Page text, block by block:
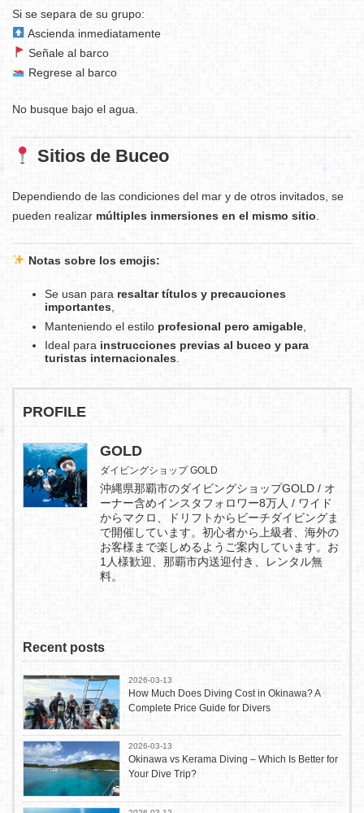
Si se separa de su grupo:
Ascienda inmediatamente
Señale al barco
Regrese al barco
No busque bajo el agua.
Sitios de Buceo
Dependiendo de las condiciones del mar y de otros invitados, se
pueden realizar múltiples inmersiones en el mismo sitio
Notas sobre los emojis:
Se usan para resaltar títulos y precauciones
importantes,
Manteniendo el estilo profesional pero amigable
Ideal para instrucciones previas al buceo y para
turistas internacionales
PROFILE
GOLD
ダイビングショップ GOLD
沖縄県那覇市のダイビングショップGOLD / オ
ーナー含めインスタフォロワー8万人 / ワイド
からマクロ、ドリフトからビーチダイビングま
で開催しています。初心者から上級者、海外の
お客様まで楽しめるようご案内しています。お
1人様歓迎、那覇市内送迎付き、レンタル無
料。
Recent posts
2026-03-13
How Much Does Diving Cost in Okinawa? A
Complete Price Guide for Divers
2026-03-13
Okinawa vs Kerama Diving – Which Is Better for
Your Dive Trip?